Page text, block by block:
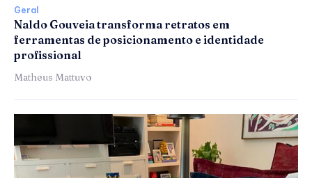
Geral
Naldo Gouveia transforma retratos em
ferramentas de posicionamento e identidade
profissional
Matheus Mattuvo